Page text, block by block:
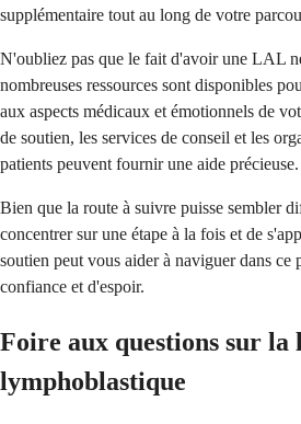
supplémentaire tout au long de votre
N'oubliez pas que le fait d'avoir une LAL
nombreuses ressources sont disponibles
aux aspects médicaux et émotionnels de
de soutien, les services de conseil et les
patients peuvent fournir une aide précieuse.
Bien que la route à suivre puisse sembler
concentrer sur une étape à la fois et de
soutien peut vous aider à naviguer dans ce
confiance et d'espoir.
Foire aux questions sur la
lymphoblastique